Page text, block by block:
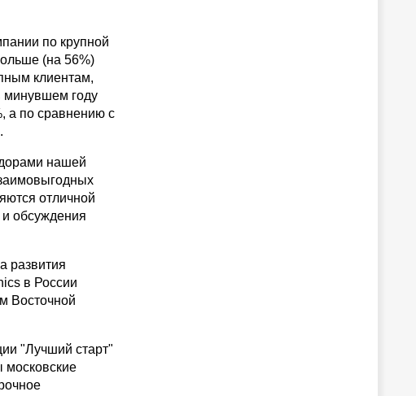
по крупной
(на 56%)
клиентам,
минувшем году
а по сравнению с
нашей
отличной
обсуждения
развития
в России
Восточной
"Лучший старт"
московские